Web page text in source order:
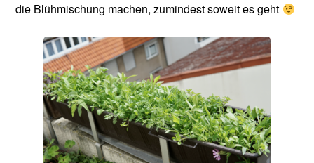
die Blühmischung machen, zumindest soweit es geht